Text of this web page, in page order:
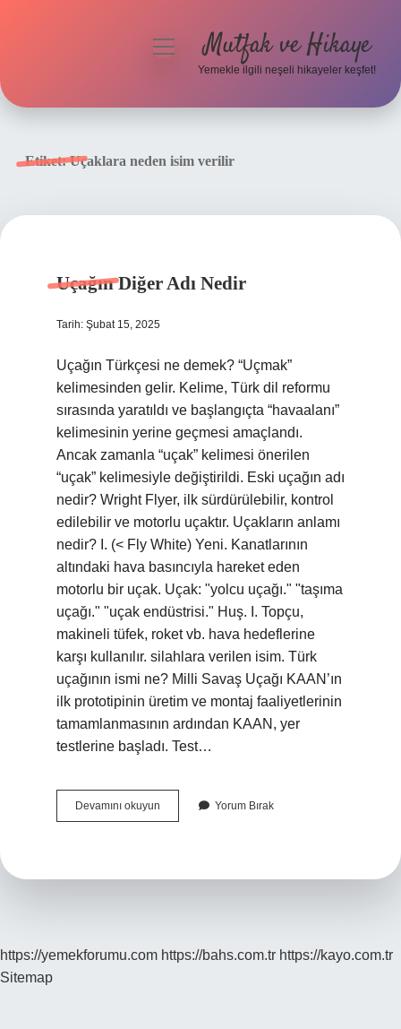
menüyüMutfak ve Hikaye
Yemekle ilgili neşeli hikayeler keşfet!
Etiket:Uçaklara neden isim verilir
Uçağın Diğer Adı Nedir
Tarih: Şubat 15, 2025
Uçağın Türkçesi ne demek? “Uçmak”
kelimesinden gelir. Kelime, Türk dil reformu
sırasında yaratıldı ve başlangıçta “havaalanı”
kelimesinin yerine geçmesi amaçlandı.
Ancak zamanla “uçak” kelimesi önerilen
“uçak” kelimesiyle değiştirildi. Eski uçağın adı
nedir? Wright Flyer, ilk sürdürülebilir, kontrol
edilebilir ve motorlu uçaktır. Uçakların anlamı
nedir? I. (< Fly White) Yeni. Kanatlarının
altındaki hava basıncıyla hareket eden
motorlu bir uçak. Uçak: "yolcu uçağı." "taşıma
uçağı." "uçak endüstrisi." Huş. I. Topçu,
makineli tüfek, roket vb. hava hedeflerine
karşı kullanılır. silahlara verilen isim. Türk
uçağının ismi ne? Milli Savaş Uçağı KAAN’ın
ilk prototipinin üretim ve montaj faaliyetlerinin
tamamlanmasının ardından KAAN, yer
testlerine başladı. Test…
Devamını okuyun
Diğer
Yorum Bırak
https://yemekforumu.com https://bahs.com.tr https://kayo.com.tr
Sitemap